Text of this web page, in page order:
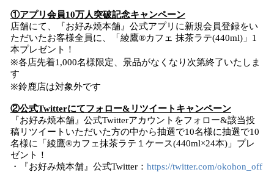
①アプリ会員10万人突破記念キャンペーン
店舗にて、『お好み焼本舗』公式アプリに新規会員登録をい
ただいたお客様全員に、「綾鷹®︎カフェ 抹茶ラテ(440ml)」1
本プレゼント！
※各店先着1,000名様限定、景品がなくなり次第終了いたしま
す
※鈴鹿店は対象外です
②公式Twitterにてフォロー&リツイートキャンペーン
『お好み焼本舗』公式Twitterアカウントをフォロー&該当投
稿リツイートいただいた方の中から抽選で10名様に抽選で10
名様に「綾鷹®︎カフェ抹茶ラテ１ケース(440ml×24本)」プレ
ゼント！
・『お好み焼本舗』公式Twitter： https://twitter.com/okohon_off